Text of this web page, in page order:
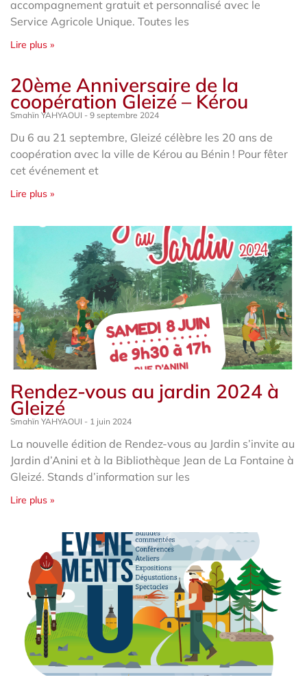
accompagnement gratuit et personnalisé avec le
Service Agricole Unique. Toutes les
Lire plus »
20ème Anniversaire de la
coopération Gleizé – Kérou
Smahïn YAHYAOUI 9 septembre 2024
Du 6 au 21 septembre, Gleizé célèbre les 20 ans de
coopération avec la ville de Kérou au Bénin ! Pour fêter
cet événement et
Lire plus »
Rendez-vous au jardin 2024 à
Gleizé
Smahïn YAHYAOUI 1 juin 2024
La nouvelle édition de Rendez-vous au Jardin s’invite au
Jardin d’Anini et à la Bibliothèque Jean de La Fontaine à
Gleizé. Stands d’information sur les
Lire plus »